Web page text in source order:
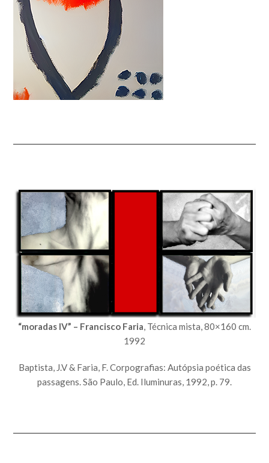
“moradas IV” – Francisco Faria, Técnica mista, 80×160 cm.
1992
Baptista, J.V & Faria, F. Corpografias: Autópsia poética das
passagens. São Paulo, Ed. Iluminuras, 1992, p. 79.